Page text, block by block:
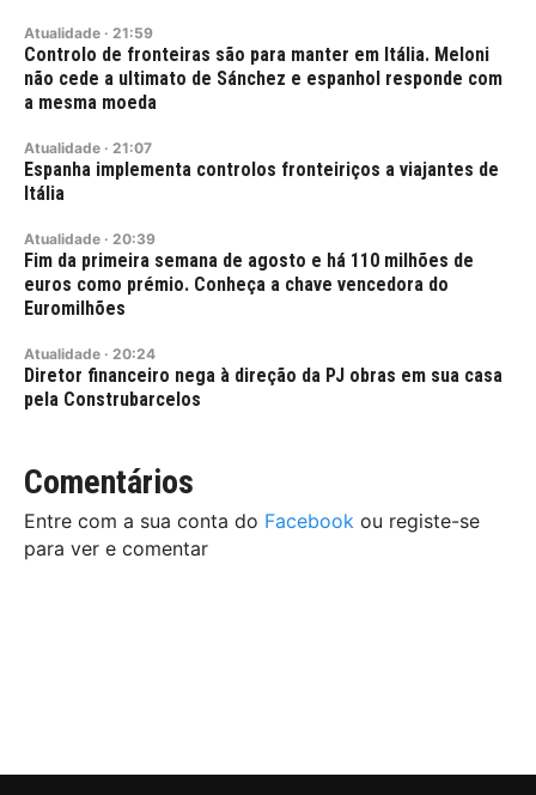
Atualidade · 21:59
Controlo de fronteiras são para manter em Itália. Meloni
não cede a ultimato de Sánchez e espanhol responde com
a mesma moeda
Atualidade · 21:07
Espanha implementa controlos fronteiriços a viajantes de
Itália
Atualidade · 20:39
Fim da primeira semana de agosto e há 110 milhões de
euros como prémio. Conheça a chave vencedora do
Euromilhões
Atualidade · 20:24
Diretor financeiro nega à direção da PJ obras em sua casa
pela Construbarcelos
Comentários
Entre com a sua conta do Facebook ou registe-se
para ver e comentar